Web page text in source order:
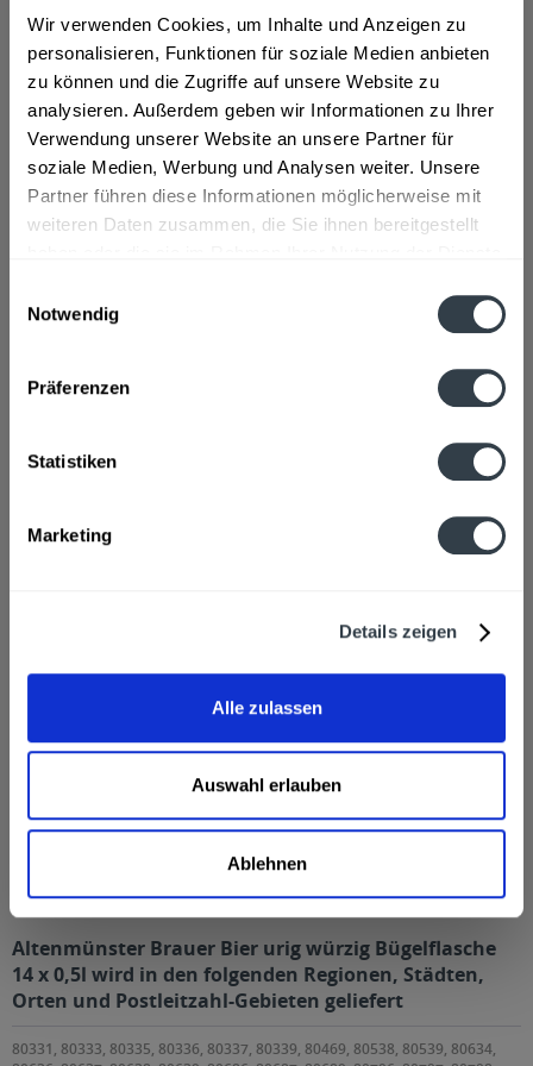
Wir verwenden Cookies, um Inhalte und Anzeigen zu
personalisieren, Funktionen für soziale Medien anbieten
zu können und die Zugriffe auf unsere Website zu
analysieren. Außerdem geben wir Informationen zu Ihrer
Verwendung unserer Website an unsere Partner für
soziale Medien, Werbung und Analysen weiter. Unsere
Partner führen diese Informationen möglicherweise mit
weiteren Daten zusammen, die Sie ihnen bereitgestellt
Notwendig
Präferenzen
Statistiken
Marketing
Details zeigen
Alle zulassen
Auswahl erlauben
Ablehnen
Zutaten und Allergene
Wasser, GERSTENMALZ, Hopfen, Hopfenextrakt
Lebensmittelunternehmer
Altenmünster Brauer Bier GmbH, 87616 Marktoberdorf
Schwendener Straße 18 mehr
Brennwert 41 kcal / 170 kJ Fett 0,5 g davon gesättigte
Fettsäuren 0,1 g...
Ähnliche Artikel
Altenmünster Brauer Bier urig würzig Bügelflasche 14 x 0,5l
Altenmünster Brauer Bier urig würzig Bügelflasche
14 x 0,5l wird in den folgenden Regionen, Städten,
Orten und Postleitzahl-Gebieten geliefert
80331, 80333, 80335, 80336, 80337, 80339, 80469, 80538, 80539, 80634,